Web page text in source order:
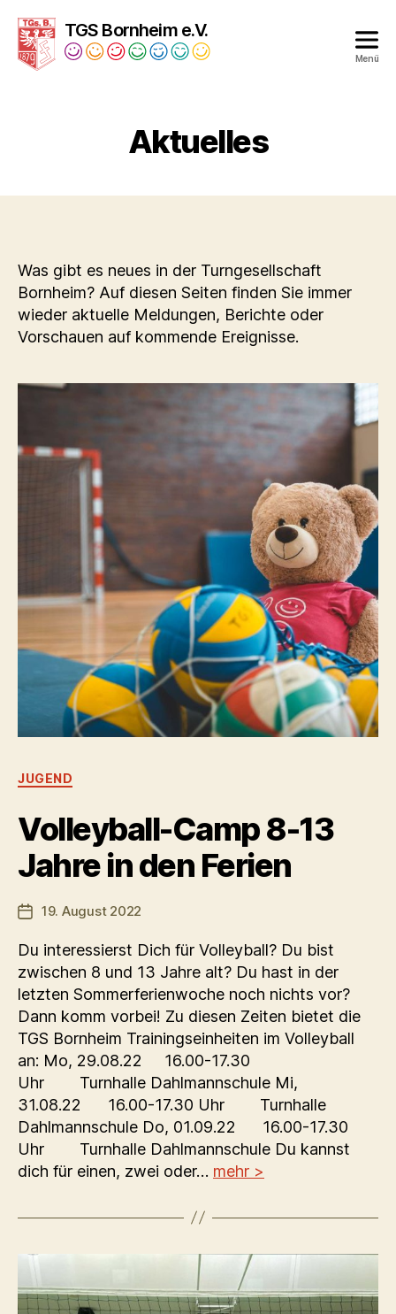
Bornheim
e.V.
TGS Bornheim e.V.
Menü
Aktuelles
Was gibt es neues in der Turngesellschaft
Bornheim? Auf diesen Seiten finden Sie immer
wieder aktuelle Meldungen, Berichte oder
Vorschauen auf kommende Ereignisse.
Kategorien
JUGEND
Volleyball-Camp 8-13
Jahre in den Ferien
Veröffentlichungsdatum
19. August 2022
Du interessierst Dich für Volleyball? Du bist
zwischen 8 und 13 Jahre alt? Du hast in der
letzten Sommerferienwoche noch nichts vor?
Dann komm vorbei! Zu diesen Zeiten bietet die
TGS Bornheim Trainingseinheiten im Volleyball
an: Mo, 29.08.22 16.00-17.30
Uhr Turnhalle Dahlmannschule Mi,
31.08.22 16.00-17.30 Uhr Turnhalle
Dahlmannschule Do, 01.09.22 16.00-17.30
Uhr Turnhalle Dahlmannschule Du kannst
dich für einen, zwei oder… mehr >